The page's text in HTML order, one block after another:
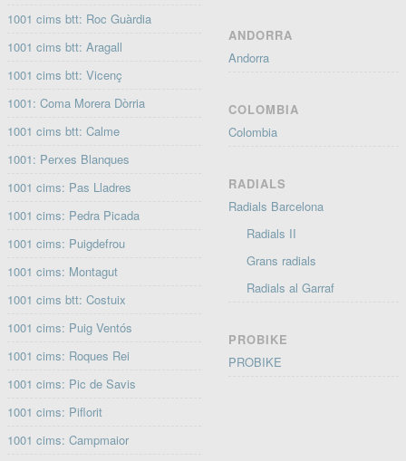
1001 cims btt: Roc Guàrdia
1001 cims btt: Aragall
1001 cims btt: Vicenç
1001: Coma Morera Dòrria
1001 cims btt: Calme
1001: Perxes Blanques
1001 cims: Pas Lladres
1001 cims: Pedra Picada
1001 cims: Puigdefrou
1001 cims: Montagut
1001 cims btt: Costuix
1001 cims: Puig Ventós
1001 cims: Roques Rei
1001 cims: Pic de Savis
1001 cims: Piflorit
1001 cims: Campmaior
ANDORRA
Andorra
COLOMBIA
Colombia
RADIALS
Radials Barcelona
Radials II
Grans radials
Radials al Garraf
PROBIKE
PROBIKE